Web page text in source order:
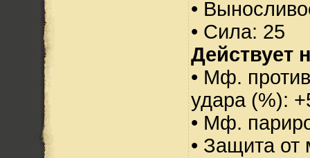
•
• Сила: 25
Действует
• Мф.
удара (%):
• Мф.
• Защита от